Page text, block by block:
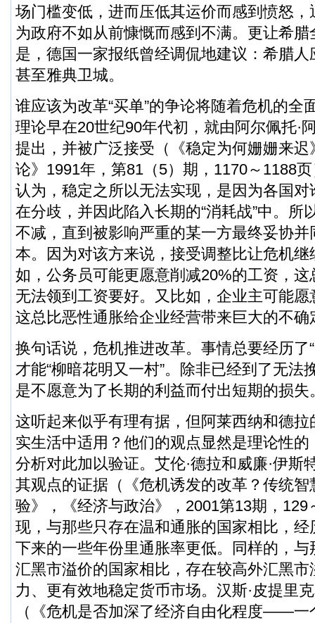
场门槛变低，进而压低其运价而感到愤怒
为政府不如从前慷慨而感到不满。更让希腊
是，德国一家报纸曾经调侃地建议：希腊
甚至雅典卫城。
谁应该为改革“买单”的争论将随着危机的全
理论早在20世纪90年代初，就由阿尔佩托·
提出，并被广泛接受（《稳定为何姗姗来
论》1991年，第81（5）期，1170～1188
认为，稳定之所以无法实现，是因为各国对
在分歧，并因此陷入长期的“消耗战”中。所
不减，直到被影响严重的某一方最终妥协
本。因为对该方来说，接受调整比让危机
如，公务员可能更愿意削减20%的工资，
无法领到工资要好。又比如，企业主可能
这总比恶性通胀给企业经营带来巨大的不确
换句话说，危机推进改革。事情总要经历了
才能“柳暗花明又一村”。除非已经到了无法
是不愿意为了长期的利益而付出短期的损失
这听起来似乎有理有据，但阿莱西纳和德
实生活中适用？他们的观点显然是理论性
分析对此加以验证。艾伦·德拉和威廉·伊斯
其观点的证据（《危机诱发的改革？传统智
验》，《经济与政治》，2001第13期，129
现，与那些只存在温和通胀的国家相比，经
下来的一些年份里通胀率更低。同样的，
汇黑市溢价的国家相比，存在较高外汇黑
力、更有效地稳定货币市场。汉斯·皮提里
（《危机是否加深了经济自由化程度——一